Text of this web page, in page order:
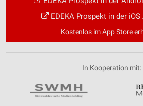
EDEKA Prospekt in der iOS
Kostenlos im App Store
In Kooperation mit: